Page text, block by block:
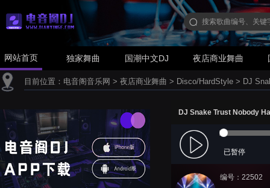
网站首页 独家舞曲 国潮中文DJ 夜店商业舞曲
目前位置： 电音阁音乐网 > 夜店商业舞曲 > Disco/HardStyle > DJ
DJ Snake Trust Nobody
已暂停
编号：22502